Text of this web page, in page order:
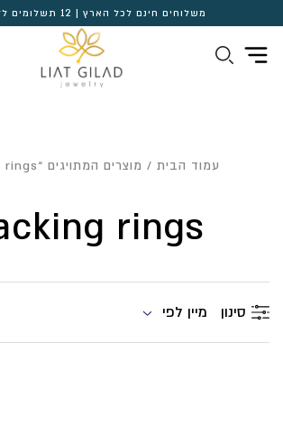
משלוחים חינם לכל הארץ | 12 תשלומים ללא ריבית
עמוד הבית / מוצרים המתויגים “stacking rings”
rings
סינון מיין לפי